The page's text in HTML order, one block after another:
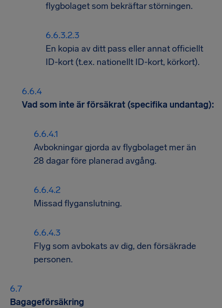
flygbolaget som bekräftar störningen.
En kopia av ditt pass eller annat officiellt
ID-kort (t.ex. nationellt ID-kort, körkort).
Vad som inte är försäkrat (specifika undantag):
Avbokningar gjorda av flygbolaget mer än
28 dagar före planerad avgång.
Missad flyganslutning.
Flyg som avbokats av dig, den försäkrade
personen.
Bagageförsäkring